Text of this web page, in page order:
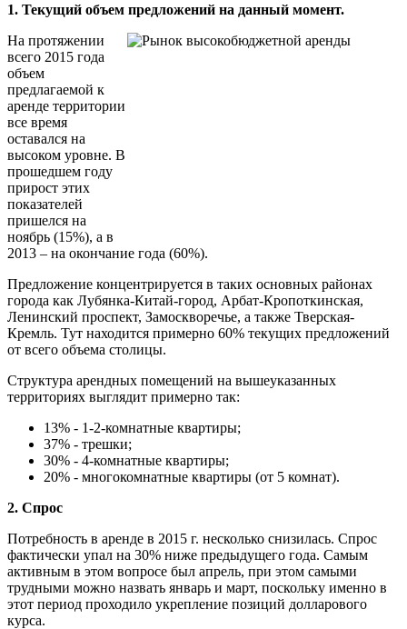
1. Текущий объем предложений на данный момент.
На протяжении
всего 2015 года
объем
предлагаемой к
аренде территории
все время
оставался на
высоком уровне. В
прошедшем году
прирост этих
показателей
пришелся на
ноябрь (15%), а в
2013 – на окончание года (60%).
Предложение концентрируется в таких основных районах
города как Лубянка-Китай-город, Арбат-Кропоткинская,
Ленинский проспект, Замоскворечье, а также Тверская-
Кремль. Тут находится примерно 60% текущих предложений
от всего объема столицы.
Структура арендных помещений на вышеуказанных
территориях выглядит примерно так:
13% - 1-2-комнатные квартиры;
37% - трешки;
30% - 4-комнатные квартиры;
20% - многокомнатные квартиры (от 5 комнат).
2. Спрос
Потребность в аренде в 2015 г. несколько снизилась. Спрос
фактически упал на 30% ниже предыдущего года. Самым
активным в этом вопросе был апрель, при этом самыми
трудными можно назвать январь и март, поскольку именно в
этот период проходило укрепление позиций долларового
курса.